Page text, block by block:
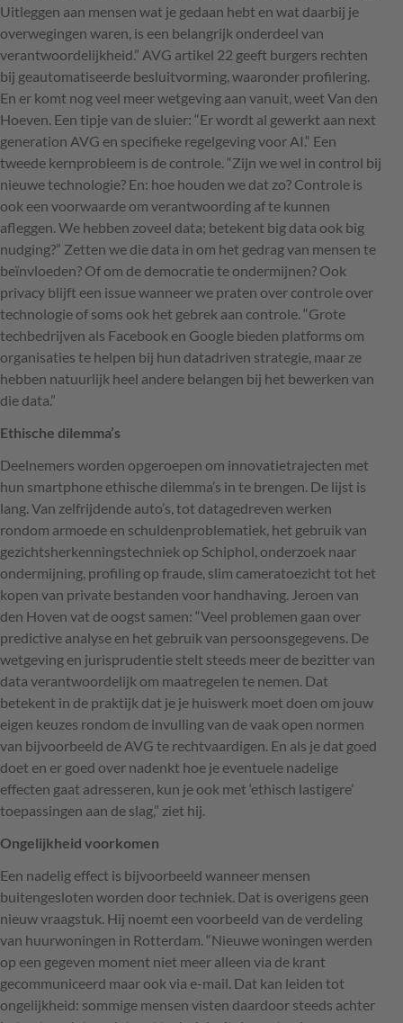
Uitleggen aan mensen wat je gedaan hebt en wat daarbij je
overwegingen waren, is een belangrijk onderdeel van
verantwoordelijkheid.” AVG artikel 22 geeft burgers rechten
bij geautomatiseerde besluitvorming, waaronder profilering.
En er komt nog veel meer wetgeving aan vanuit, weet Van den
Hoeven. Een tipje van de sluier: “Er wordt al gewerkt aan next
generation AVG en specifieke regelgeving voor AI.“ Een
tweede kernprobleem is de controle. “Zijn we wel in control bij
nieuwe technologie? En: hoe houden we dat zo? Controle is
ook een voorwaarde om verantwoording af te kunnen
afleggen. We hebben zoveel data; betekent big data ook big
nudging?” Zetten we die data in om het gedrag van mensen te
beïnvloeden? Of om de democratie te ondermijnen? Ook
privacy blijft een issue wanneer we praten over controle over
technologie of soms ook het gebrek aan controle. “Grote
techbedrijven als Facebook en Google bieden platforms om
organisaties te helpen bij hun datadriven strategie, maar ze
hebben natuurlijk heel andere belangen bij het bewerken van
die data.”
Ethische dilemma’s
Deelnemers worden opgeroepen om innovatietrajecten met
hun smartphone ethische dilemma’s in te brengen. De lijst is
lang. Van zelfrijdende auto’s, tot datagedreven werken
rondom armoede en schuldenproblematiek, het gebruik van
gezichtsherkenningstechniek op Schiphol, onderzoek naar
ondermijning, profiling op fraude, slim cameratoezicht tot het
kopen van private bestanden voor handhaving. Jeroen van
den Hoven vat de oogst samen: “Veel problemen gaan over
predictive analyse en het gebruik van persoonsgegevens. De
wetgeving en jurisprudentie stelt steeds meer de bezitter van
data verantwoordelijk om maatregelen te nemen. Dat
betekent in de praktijk dat je je huiswerk moet doen om jouw
eigen keuzes rondom de invulling van de vaak open normen
van bijvoorbeeld de AVG te rechtvaardigen. En als je dat goed
doet en er goed over nadenkt hoe je eventuele nadelige
effecten gaat adresseren, kun je ook met ‘ethisch lastigere’
toepassingen aan de slag,” ziet hij.
Ongelijkheid voorkomen
Een nadelig effect is bijvoorbeeld wanneer mensen
buitengesloten worden door techniek. Dat is overigens geen
nieuw vraagstuk. Hij noemt een voorbeeld van de verdeling
van huurwoningen in Rotterdam. “Nieuwe woningen werden
op een gegeven moment niet meer alleen via de krant
gecommuniceerd maar ook via e-mail. Dat kan leiden tot
ongelijkheid: sommige mensen visten daardoor steeds achter